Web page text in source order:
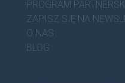
PROGRAM
ZAPISZ SIĘ NA
O NAS
BLOG